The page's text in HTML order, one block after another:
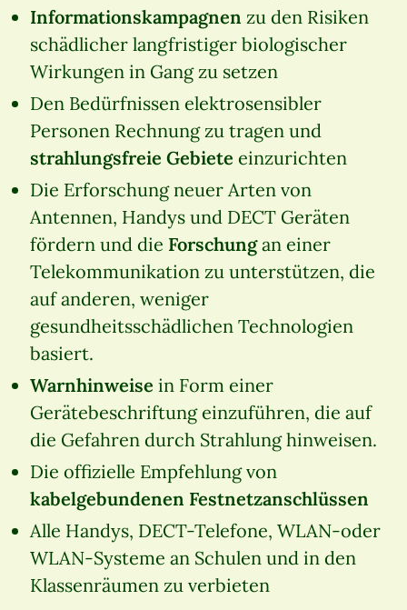
Informationskampagnen zu den Risiken
schädlicher langfristiger biologischer
Wirkungen in Gang zu setzen
Den Bedürfnissen elektrosensibler
Personen Rechnung zu tragen und
strahlungsfreie Gebiete einzurichten
Die Erforschung neuer Arten von
Antennen, Handys und DECT Geräten
fördern und die Forschungan einer
Telekommunikation zu unterstützen, die
auf anderen, weniger
gesundheitsschädlichen Technologien
basiert.
Warnhinweise in Form einer
Gerätebeschriftung einzuführen, die auf
die Gefahren durch Strahlung hinweisen.
Die offizielle Empfehlung von
kabelgebundenen Festnetzanschlüssen
Alle Handys, DECT-Telefone, WLAN-oder
WLAN-Systeme an Schulen und in den
Klassenräumen zu verbieten